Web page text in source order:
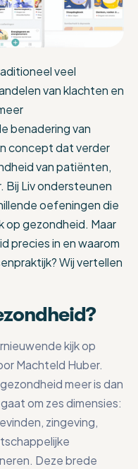
veel
van klachten en
benadering van
concept dat verder
van patiënten,
Bij Liv ondersteunen
oefeningen die
op gezondheid. Maar
precies in en waarom
Wij vertellen
kijk op
Machteld Huber.
meer is dan
om zes dimensies:
zingeving,
Deze brede